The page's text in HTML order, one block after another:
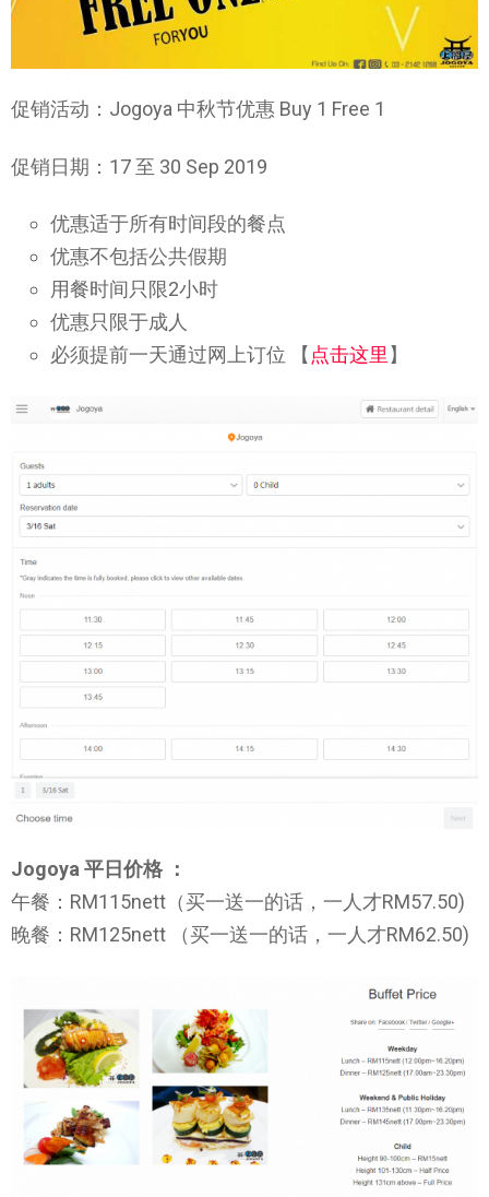
促销活动：Jogoya 中秋节优惠 Buy 1 Free 1
促销日期：17 至 30 Sep 2019
优惠适于所有时间段的餐点
优惠不包括公共假期
用餐时间只限2小时
优惠只限于成人
必须提前一天通过网上订位 【 点击这里 】
Jogoya 平日价格 ：
午餐：RM115nett（买一送一的话，一人才RM57.50)
晚餐：RM125nett （买一送一的话，一人才RM62.50)